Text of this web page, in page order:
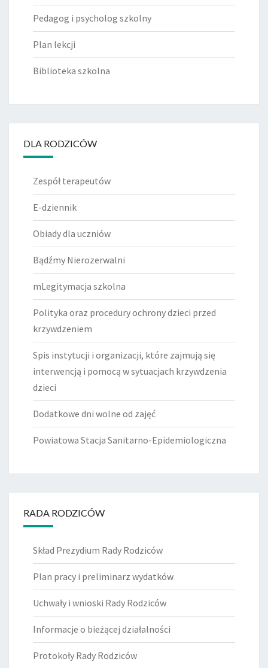
Pedagog i psycholog szkolny
Plan lekcji
Biblioteka szkolna
DLA RODZICÓW
Zespół terapeutów
E-dziennik
Obiady dla uczniów
Bądźmy Nierozerwalni
mLegitymacja szkolna
Polityka oraz procedury ochrony dzieci przed
krzywdzeniem
Spis instytucji i organizacji, które zajmują się
interwencją i pomocą w sytuacjach krzywdzenia
dzieci
Dodatkowe dni wolne od zajęć
Powiatowa Stacja Sanitarno-Epidemiologiczna
RADA RODZICÓW
Skład Prezydium Rady Rodziców
Plan pracy i preliminarz wydatków
Uchwały i wnioski Rady Rodziców
Informacje o bieżącej działalności
Protokoły Rady Rodziców